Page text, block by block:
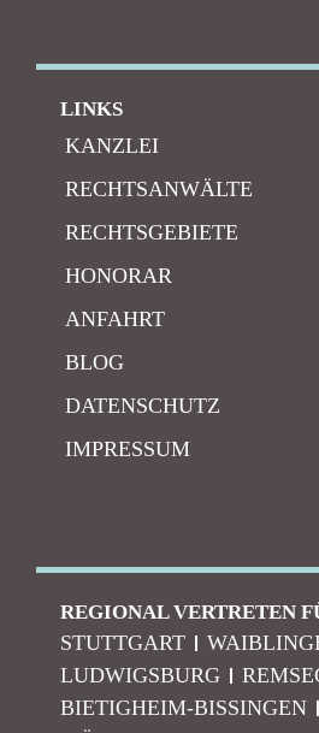
LINKS
KANZLEI
RECHTSANWÄLTE
RECHTSGEBIETE
HONORAR
ANFAHRT
BLOG
DATENSCHUTZ
IMPRESSUM
REGIONAL VERTRETEN
STUTTGART
LUDWIGSBURG
BIETIGHEIM-BISSINGEN